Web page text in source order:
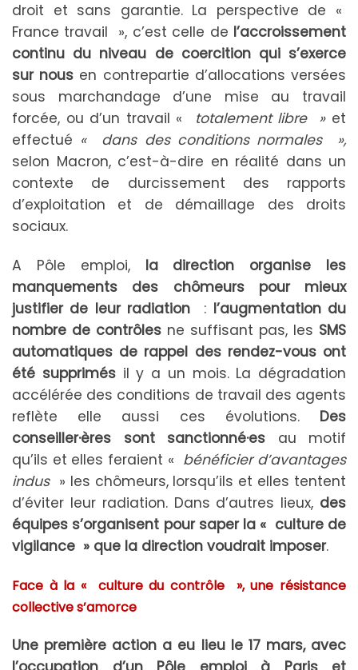
droit et sans garantie. La perspective de «
France travail », c’est celle de l’accroissement
continu du niveau de coercition qui s’exerce
sur nous en contrepartie d’allocations versées
sous marchandage d’une mise au travail
forcée, ou d’un travail « totalement libre »et
effectué « dans des conditions normales »,
selon Macron, c’est-à-dire en réalité dans un
contexte de durcissement des rapports
d’exploitation et de démaillage des droits
sociaux.
A Pôle emploi, la direction organise les
manquements des chômeurs pour mieux
justifier de leur radiation : l’augmentation du
nombre de contrôles ne suffisant pas, les SMS
automatiques de rappel des rendez-vous ont
été supprimésil y a un mois. La dégradation
accélérée des conditions de travail des agents
reflète elle aussi ces évolutions. Des
conseiller·ères sont sanctionné·es au motif
qu’ils et elles feraient « bénéficier d’avantages
indus» les chômeurs, lorsqu’ils et elles tentent
d’éviter leur radiation. Dans d’autres lieux, des
équipes s’organisent pour saper la « culture de
vigilance » que la direction voudrait imposer.
Face à la « culture du contrôle », une résistance
collective s’amorce
Une première action a eu lieu le 17 mars, avec